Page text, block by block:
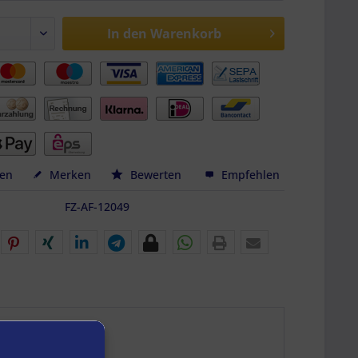
In den Warenkorb
Merken Bewerten Empfehlen
FZ-AF-12049
007"